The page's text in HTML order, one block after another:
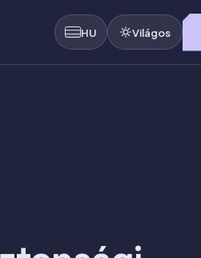
HU Világos